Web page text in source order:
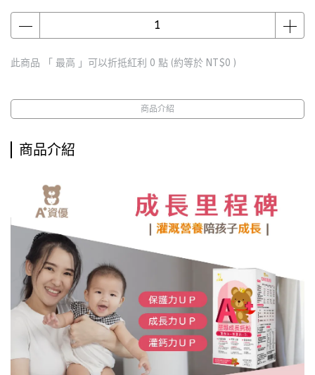
此商品 「 最高 」可以折抵紅利 0 點 (約等於 NT$0 )
商品介紹
商品介紹